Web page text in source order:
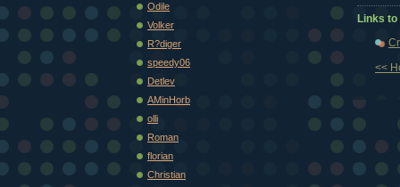
Links
<<
Odile
Volker
R?diger
speedy06
Detlev
AMinHorb
olli
Roman
florian
Christian